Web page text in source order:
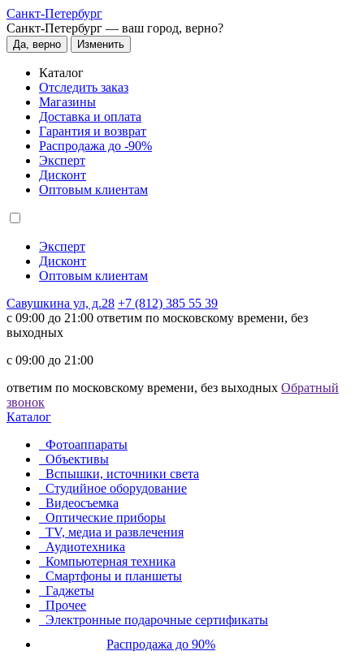
Санкт-Петербург
Санкт-Петербург — ваш город, верно?
Да, верно Изменить
Каталог
Отследить заказ
Магазины
Доставка и оплата
Гарантия и возврат
Распродажа до -90%
Эксперт
Дисконт
Оптовым клиентам
Эксперт
Дисконт
Оптовым клиентам
Савушкина ул, д.28 +7 (812) 385 55 39
c 09:00 до 21:00 ответим по московскому времени, без
выходных
c 09:00 до 21:00
ответим по московскому времени, без выходных Обратный
звонок
Каталог
Фотоаппараты
Объективы
Вспышки, источники света
Студийное оборудование
Видеосъемка
Оптические приборы
TV, медиа и развлечения
Аудиотехника
Компьютерная техника
Смартфоны и планшеты
Гаджеты
Прочее
Электронные подарочные сертификаты
Распродажа до 90%